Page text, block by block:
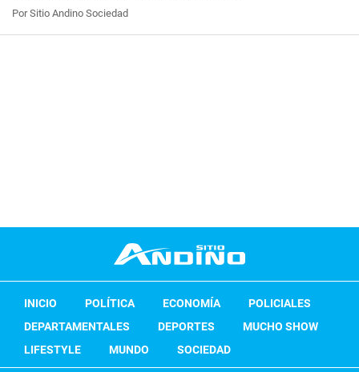
Por Sitio Andino Sociedad
INICIO POLÍTICA ECONOMÍA
POLICIALES
DEPARTAMENTALES
DEPORTES
MUCHO SHOW
LIFESTYLE
MUNDO SOCIEDAD